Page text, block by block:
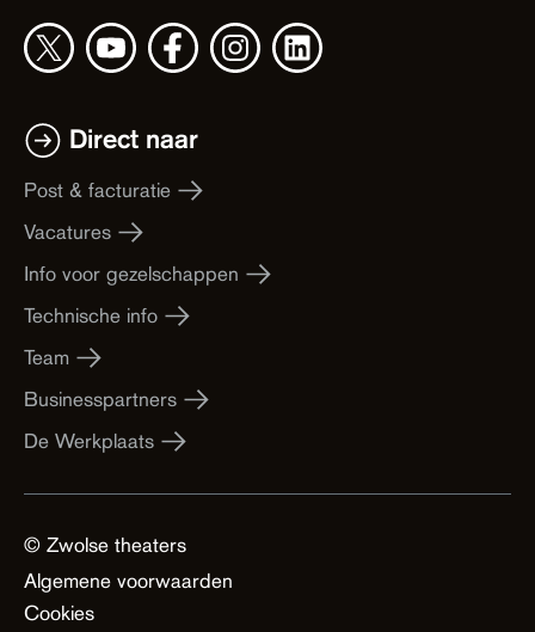
Direct naar
Post & facturatie
Vacatures
Info voor gezelschappen
Technische info
Team
Businesspartners
De Werkplaats
© Zwolse theaters
Algemene voorwaarden
Cookies